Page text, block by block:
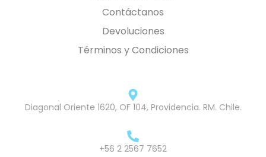
Contáctanos
Devoluciones
Términos y Condiciones
Diagonal Oriente 1620, OF 104, Providencia. RM. Chile.
+56 2 2567 7652